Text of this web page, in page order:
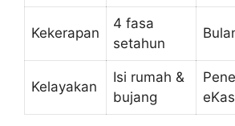
Kekerapan
4 fasa
setahun
Kelayakan
Isi rumah &
bujang